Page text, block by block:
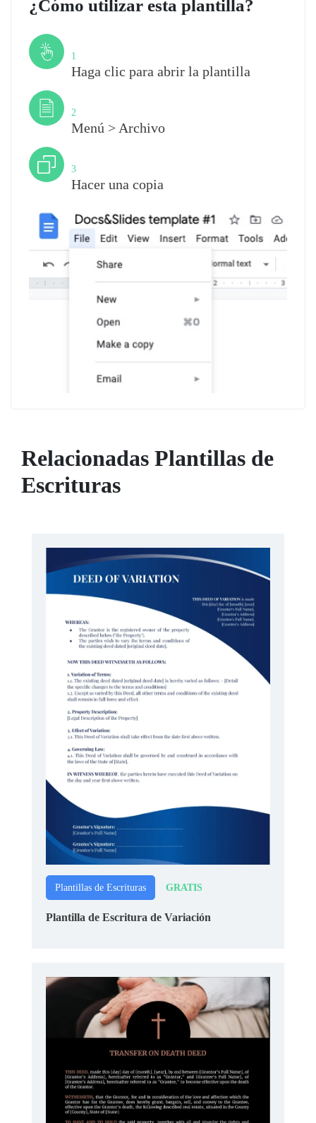
¿Cómo utilizar esta plantilla?
1
Haga clic para abrir la plantilla
2
Menú > Archivo
3
Hacer una copia
Relacionadas Plantillas de
Escrituras
Plantillas de Escrituras GRATIS
Plantilla de Escritura de Variación